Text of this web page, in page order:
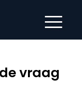
vraag